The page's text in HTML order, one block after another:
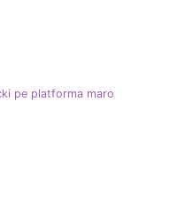
pe platforma maro